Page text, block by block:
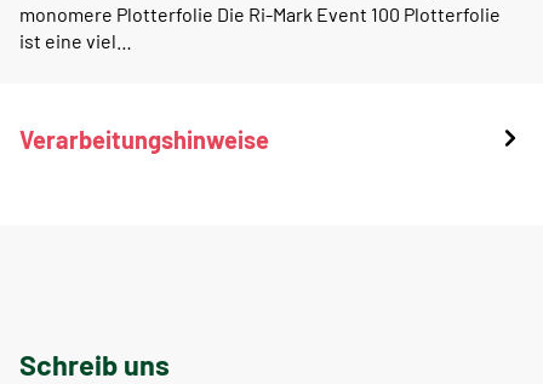
monomere Plotterfolie Die Ri-Mark Event 100 Plotterfolie
ist eine viel…
Verarbeitungshinweise
Schreib uns